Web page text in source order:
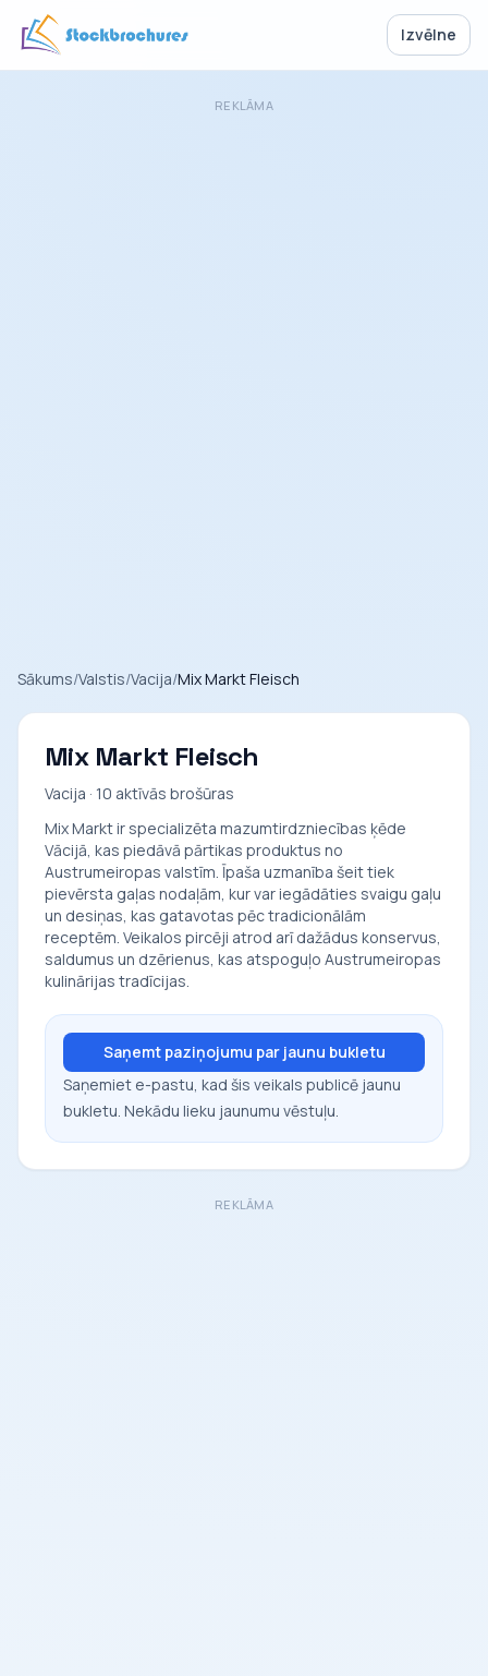
Izvēlne
REKLĀMA
Sākums/Valstis/Vacija/Mix Markt Fleisch
Mix Markt Fleisch
Vacija · 10 aktīvās brošūras
Mix Markt ir specializēta mazumtirdzniecības ķēde
Vācijā, kas piedāvā pārtikas produktus no
Austrumeiropas valstīm. Īpaša uzmanība šeit tiek
pievērsta gaļas nodaļām, kur var iegādāties svaigu gaļu
un desiņas, kas gatavotas pēc tradicionālām
receptēm. Veikalos pircēji atrod arī dažādus konservus,
saldumus un dzērienus, kas atspoguļo Austrumeiropas
kulinārijas tradīcijas.
Saņemt paziņojumu par jaunu bukletu
Saņemiet e-pastu, kad šis veikals publicē jaunu
bukletu. Nekādu lieku jaunumu vēstuļu.
REKLĀMA